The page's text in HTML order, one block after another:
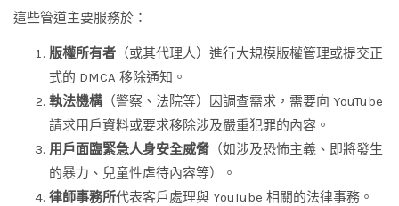
這些管道主要服務於：
版權所有者 （或其代理人）進行大規模版權管理或提交正
式的 DMCA 移除通知。
執法機構（警察、法院等）因調查需求，需要向 YouTube
請求用戶資料或要求移除涉及嚴重犯罪的內容。
用戶面臨緊急人身安全威脅 （如涉及恐怖主義、即將發生
的暴力、兒童性虐待內容等）。
律師事務所代表客戶處理與 YouTube 相關的法律事務。